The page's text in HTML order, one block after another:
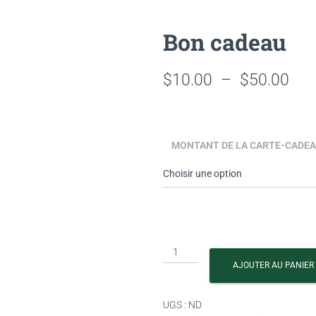
Bon cadeau
$10.00 – $50.00
MONTANT DE LA CARTE-
AJOUTER AU PANIER
UGS : ND